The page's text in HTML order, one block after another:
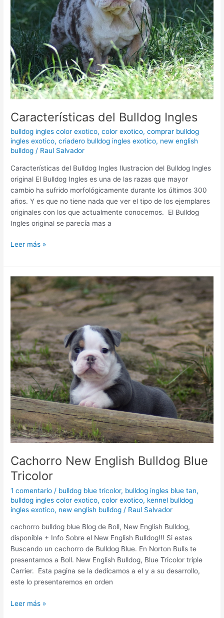
Características del Bulldog Ingles
bulldog ingles color exotico,color exotico,comprar bulldog
ingles exotico,criadero bulldog ingles exotico, new english
bulldog / Raul Salvador
Características del Bulldog Ingles Ilustracion del Bulldog Ingles
original El Bulldog Ingles es una de las razas que mayor
cambio ha sufrido morfológicamente durante los últimos 300
años. Y es que no tiene nada que ver el tipo de los ejemplares
originales con los que actualmente conocemos. El Bulldog
Ingles original se parecía mas a
Leer más »
Cachorro New English Bulldog Blue
Tricolor
1 comentario / bulldog blue tricolor, bulldog ingles blue tan,
bulldog ingles color exotico,color exotico, kennel bulldog
ingles exotico, new english bulldog / Raul Salvador
cachorro bulldog blue Blog de Boll, New English Bulldog,
disponible + Info Sobre el New English Bulldog!!! Si estas
Buscando un cachorro de Bulldog Blue. En Norton Bulls te
presentamos a Boll. New English Bulldog, Blue Tricolor triple
Carrier. Esta pagina se la dedicamos a el y a su desarrollo,
este lo presentaremos en orden
Cachorro
New
English
Bulldog
Blue
Tricolor
Leer más »